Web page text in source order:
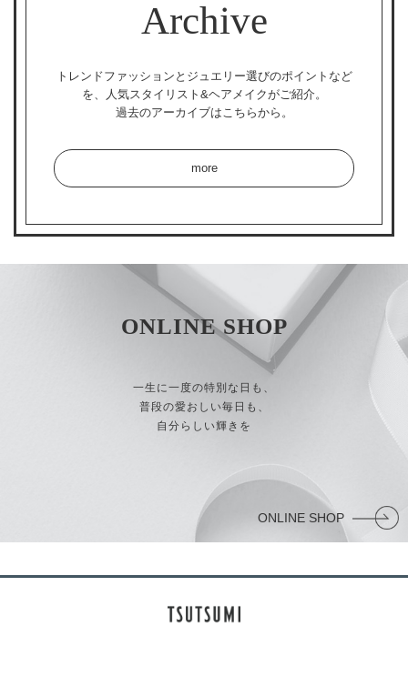
Archive
トレンドファッションとジュエリー選びのポイントなど
を、
人気スタイリスト&ヘアメイクがご紹介。
過去のアーカイブはこちらから。
more
ONLINE SHOP
一生に一度の特別な日も、
普段の愛おしい毎日も、
自分らしい輝きを
ONLINE SHOP